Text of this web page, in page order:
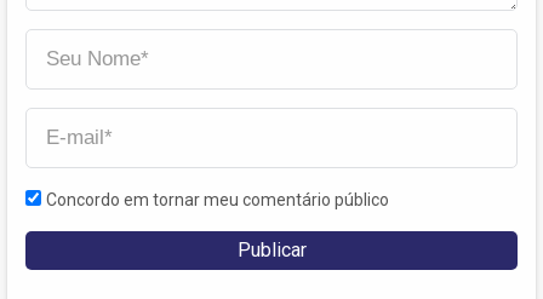
Concordo em tornar meu comentário público